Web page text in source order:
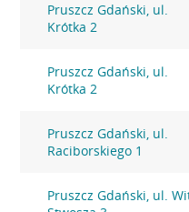
Pruszcz Gdański, ul.
Krótka 2
Pruszcz Gdański, ul.
Krótka 2
Pruszcz Gdański, ul.
Raciborskiego 1
Pruszcz Gdański, ul.